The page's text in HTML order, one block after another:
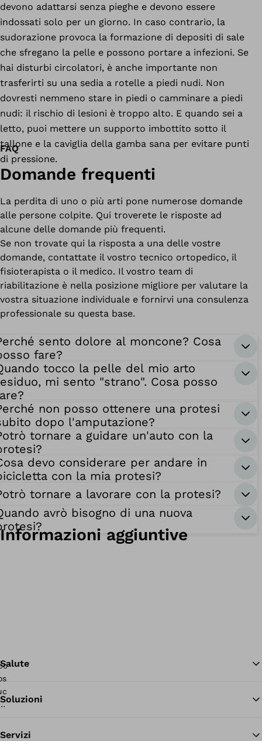
devono adattarsi senza pieghe e devono essere
indossati solo per un giorno. In caso contrario, la
sudorazione provoca la formazione di depositi di sale
che sfregano la pelle e possono portare a infezioni. Se
hai disturbi circolatori, è anche importante non
trasferirti su una sedia a rotelle a piedi nudi. Non
dovresti nemmeno stare in piedi o camminare a piedi
nudi: il rischio di lesioni è troppo alto. E quando sei a
letto, puoi mettere un supporto imbottito sotto il
tallone e la caviglia della gamba sana per evitare punti
di pressione.
FAQ
Domande frequenti
La perdita di uno o più arti pone numerose domande
alle persone colpite. Qui troverete le risposte ad
alcune delle domande più frequenti.
Se non trovate qui la risposta a una delle vostre
domande, contattate il vostro tecnico ortopedico, il
fisioterapista o il medico. Il vostro team di
riabilitazione è nella posizione migliore per valutare la
vostra situazione individuale e fornirvi una consulenza
professionale su questa base.
sento dolore al moncone? Cosa
fare?
tocco la pelle del mio arto
mi sento "strano". Cosa posso
non posso ottenere una protesi
dopo l'amputazione?
tornare a guidare un'auto con la
devo considerare per andare in
con la mia protesi?
tornare a lavorare con la protesi?
avrò bisogno di una nuova
Informazioni aggiuntive
Salute
Soluzioni
Servizi